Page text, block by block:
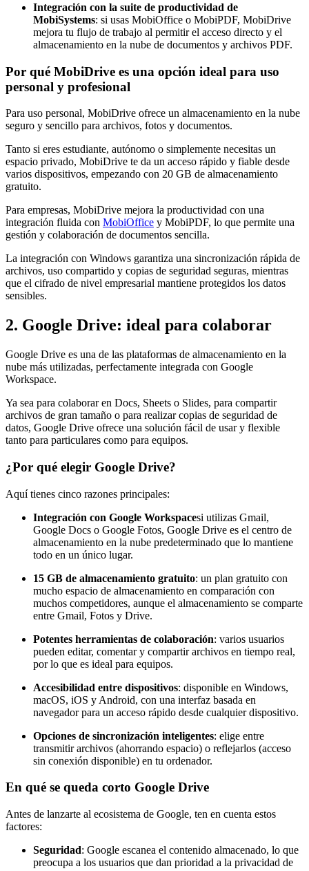
Integración con la suite de productividad de
MobiSystems: si usas MobiOffice o MobiPDF, MobiDrive
mejora tu flujo de trabajo al permitir el acceso directo y el
almacenamiento en la nube de documentos y archivos PDF.
Por qué MobiDrive es una opción ideal para uso
personal y profesional
Para uso personal, MobiDrive ofrece un almacenamiento en la nube
seguro y sencillo para archivos, fotos y documentos.
Tanto si eres estudiante, autónomo o simplemente necesitas un
espacio privado, MobiDrive te da un acceso rápido y fiable desde
varios dispositivos, empezando con 20 GB de almacenamiento
gratuito.
Para empresas, MobiDrive mejora la productividad con una
integración fluida con MobiOffice y MobiPDF, lo que permite una
gestión y colaboración de documentos sencilla.
La integración con Windows garantiza una sincronización rápida de
archivos, uso compartido y copias de seguridad seguras, mientras
que el cifrado de nivel empresarial mantiene protegidos los datos
sensibles.
2. Google Drive: ideal para colaborar
Google Drive es una de las plataformas de almacenamiento en la
nube más utilizadas, perfectamente integrada con Google
Workspace.
Ya sea para colaborar en Docs, Sheets o Slides, para compartir
archivos de gran tamaño o para realizar copias de seguridad de
datos, Google Drive ofrece una solución fácil de usar y flexible
tanto para particulares como para equipos.
¿Por qué elegir Google Drive?
Aquí tienes cinco razones principales:
Integración con Google Workspacesi utilizas Gmail,
Google Docs o Google Fotos, Google Drive es el centro de
almacenamiento en la nube predeterminado que lo mantiene
todo en un único lugar.
15 GB de almacenamiento gratuito: un plan gratuito con
mucho espacio de almacenamiento en comparación con
muchos competidores, aunque el almacenamiento se comparte
entre Gmail, Fotos y Drive.
Potentes herramientas de colaboración: varios usuarios
pueden editar, comentar y compartir archivos en tiempo real,
por lo que es ideal para equipos.
Accesibilidad entre dispositivos: disponible en Windows,
macOS, iOS y Android, con una interfaz basada en
navegador para un acceso rápido desde cualquier dispositivo.
Opciones de sincronización inteligentes: elige entre
transmitir archivos (ahorrando espacio) o reflejarlos (acceso
sin conexión disponible) en tu ordenador.
En qué se queda corto Google Drive
Antes de lanzarte al ecosistema de Google, ten en cuenta estos
factores:
Seguridad: Google escanea el contenido almacenado, lo que
preocupa a los usuarios que dan prioridad a la privacidad de